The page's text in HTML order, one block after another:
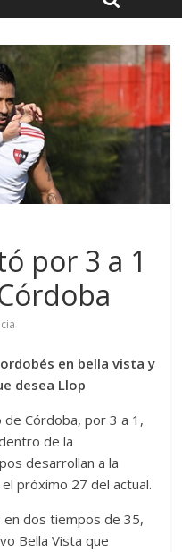
por 3 a 1
en bella vista y
desea Llop
de Córdoba, por 3 a 1,
de la
desarrollan a la
próximo 27 del actual.
dos tiempos de 35,
Bella Vista que